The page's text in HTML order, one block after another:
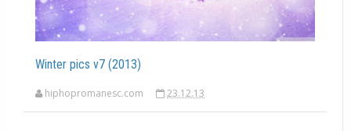
Winter pics v7 (2013)
hiphopromanesc.com 23.12.13